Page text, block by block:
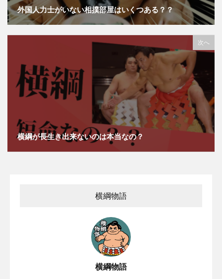
外国人力士がいない相撲部屋はいくつある？？
次へ
横綱が長生き出来ないのは本当なの？
横綱物語
横綱物語